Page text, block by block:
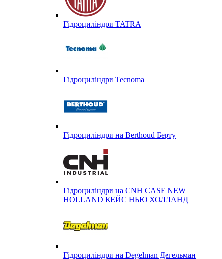
Гідроциліндри TATRA
Гідроциліндри Tecnoma
Гідроциліндри на Berthoud Берту
Гідроциліндри на CNH CASE NEW
HOLLAND КЕЙС НЬЮ ХОЛЛАНД
Гідроциліндри на Degelman Дегельман